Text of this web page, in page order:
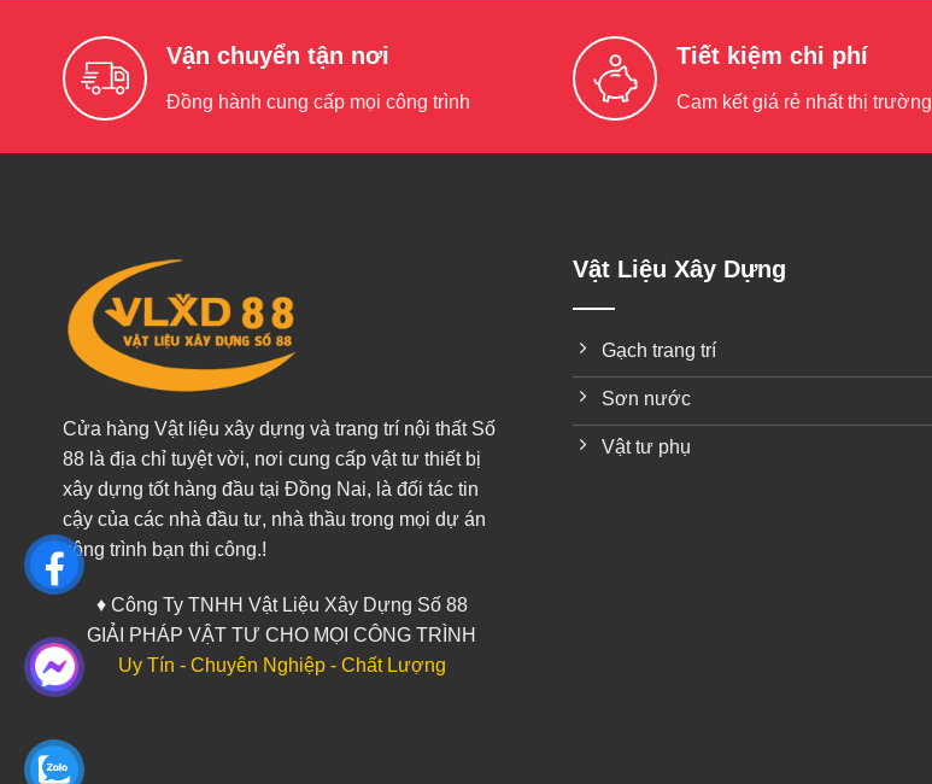
Vận chuyển tận nơi
Đồng hành cung cấp mọi công trình
Tiết kiệm chi phí
Cam kết giá rẻ nhất thị trường
Cửa hàng Vật liệu xây dựng và trang trí nội thất Số
88 là địa chỉ tuyệt vời, nơi cung cấp vật tư thiết bị
xây dựng tốt hàng đầu tại Đồng Nai, là đối tác tin
cậy của các nhà đầu tư, nhà thầu trong mọi dự án
công trình bạn thi công.!
♦ Công Ty TNHH Vật Liệu Xây Dựng Số 88
GIẢI PHÁP VẬT TƯ CHO MỌI CÔNG TRÌNH
Uy Tín - Chuyên Nghiệp - Chất Lượng
Vật Liệu Xây Dựng
Gạch trang trí
Sơn nước
Vật tư phụ